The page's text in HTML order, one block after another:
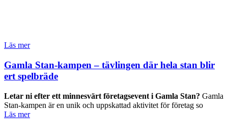
Läs mer
Gamla Stan-kampen – tävlingen där hela stan blir
ert spelbräde
Letar ni efter ett minnesvärt företagsevent i Gamla Stan? Gamla
Stan-kampen är en unik och uppskattad aktivitet för företag so
Läs mer